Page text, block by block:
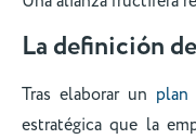
La definición
Tras elaborar un plan
estratégica que la